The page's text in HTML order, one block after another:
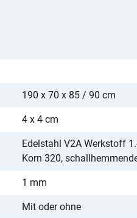
190 x 70 x 85 / 90 cm
4 x 4 cm
Edelstahl V2A Werkstoff
Korn 320,
1 mm
Mit oder ohne